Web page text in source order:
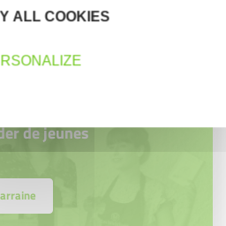
!
de jeunes
ALL COOKIES